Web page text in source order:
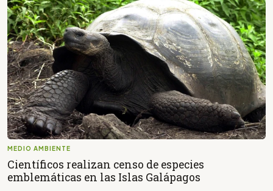
MEDIO AMBIENTE
Científicos realizan censo de especies
emblemáticas en las Islas Galápagos